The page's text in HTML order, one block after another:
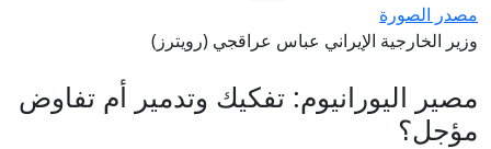
مصدر الصورة
وزير الخارجية الإيراني عباس عراقجي (رويترز)
مصير اليورانيوم: تفكيك وتدمير أم تفاوض
مؤجل؟